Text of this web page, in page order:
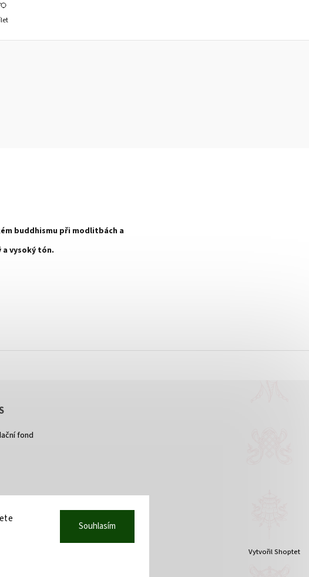
Souhlasím
buddhismu při modlitbách a
a vysoký tón.
fond
Děkujeme!
Vytvořil Shoptet